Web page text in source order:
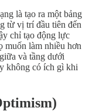
là tạo ra một bảng
từ vị trí đầu tiên đến
chỉ tạo động lực
muốn làm nhiều hơn
và tầng dưới
không có ích gì khi